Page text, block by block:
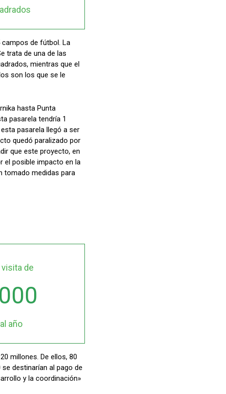
de fútbol. La
trata de una de las
mientras que el
son los que se le
hasta Punta
pasarela tendría 1
pasarela llegó a ser
quedó paralizado por
que este proyecto, en
el posible impacto en la
tomado medidas para
visita de
año
millones. De ellos, 80
destinarían al pago de
y la coordinación»